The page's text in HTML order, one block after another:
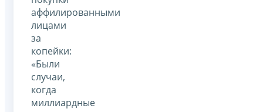
аффилированными
лицами
за
копейки:
«Были
случаи,
когда
миллиардные